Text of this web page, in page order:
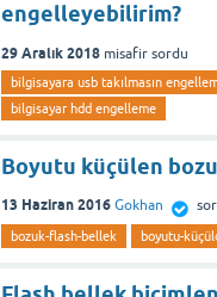
engelleyebilirim?
29 Aralık 2018 misafir sordu
bilgisayara usb takılmasın
bilgisayar hdd engelleme
Boyutu küçülen
13 Haziran 2016 Gokhan
bozuk-flash-bellek boyutu-